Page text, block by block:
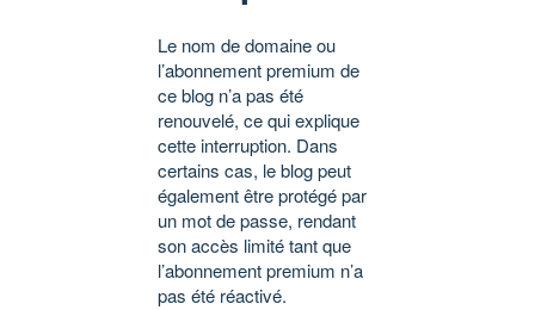
Le nom de domaine ou
l’abonnement premium de
ce blog n’a pas été
renouvelé, ce qui explique
cette interruption. Dans
certains cas, le blog peut
également être protégé par
un mot de passe, rendant
son accès limité tant que
l’abonnement premium n’a
pas été réactivé.